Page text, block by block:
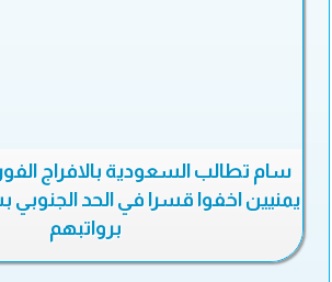
سام تطالب السعودية بالافراج
يمنيين اخفوا قسرا في الحد
برواتبهم